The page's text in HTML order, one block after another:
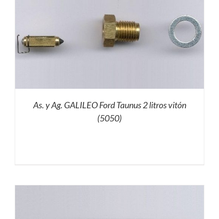
As. y Ag. GALILEO Ford Taunus 2 litros vitón
(5050)